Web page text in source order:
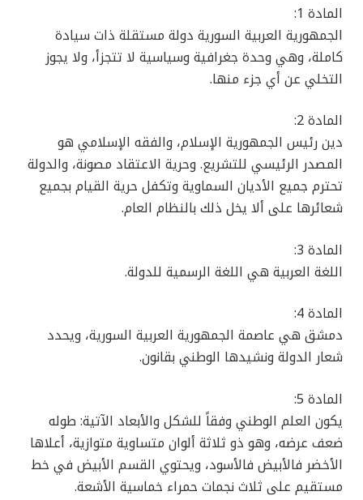
المادة 1:
الجمهورية العربية السورية دولة مستقلة ذات سيادة
كاملة، وهي وحدة جغرافية وسياسية لا تتجزأ، ولا يجوز
التخلي عن أي جزء منها.
المادة 2:
دين رئيس الجمهورية الإسلام، والفقه الإسلامي هو
المصدر الرئيسي للتشريع. وحرية الاعتقاد مصونة، والدولة
تحترم جميع الأديان السماوية وتكفل حرية القيام بجميع
شعائرها على ألا يخل ذلك بالنظام العام.
المادة 3:
اللغة العربية هي اللغة الرسمية للدولة.
المادة 4:
دمشق هي عاصمة الجمهورية العربية السورية، ويحدد
شعار الدولة ونشيدها الوطني بقانون.
المادة 5:
يكون العلم الوطني وفقاً للشكل والأبعاد الآتية: طوله
ضعف عرضه، وهو ذو ثلاثة ألوان متساوية متوازية، أعلاها
الأخضر فالأبيض فالأسود، ويحتوي القسم الأبيض في خط
مستقيم على ثلاث نجمات حمراء خماسية الأشعة.